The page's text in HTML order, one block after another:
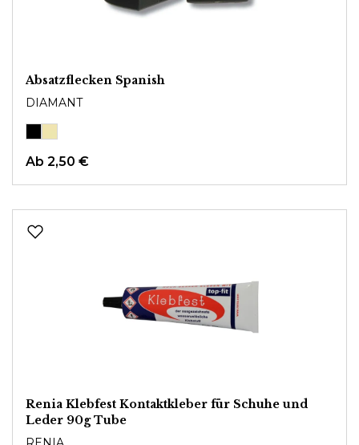
Absatzflecken Spanish
DIAMANT
Ab 2,50 €
Renia Klebfest Kontaktkleber für Schuhe und
Leder 90g Tube